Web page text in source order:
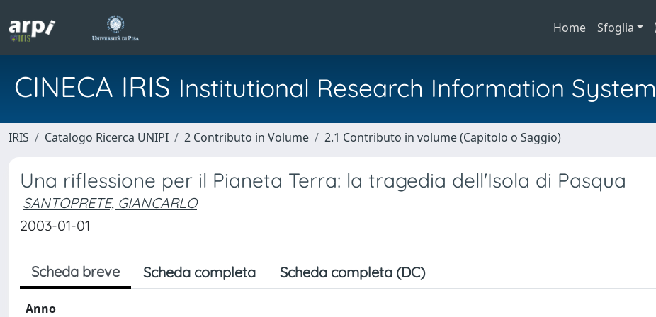
Home Sfoglia
CINECA IRIS Institutional Research Information System
IRIS Catalogo Ricerca UNIPI 2 Contributo in Volume 2.1 Contributo in volume (Capitolo o Saggio)
Una riflessione per il Pianeta Terra: la tragedia dell'Isola di Pasqua
SANTOPRETE, GIANCARLO
2003-01-01
Scheda breve Scheda completa Scheda completa (DC)
Anno